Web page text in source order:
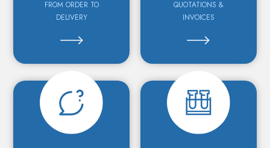
FROM ORDER TO
DELIVERY
QUOTATIONS &
INVOICES